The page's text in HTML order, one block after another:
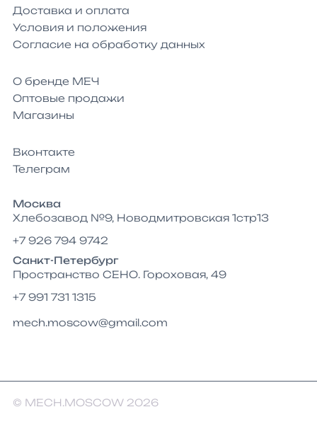
Доставка и оплата
Условия и положения
Согласие на обработку данных
О бренде МЕЧ
Оптовые продажи
Магазины
Вконтакте
Телеграм
Москва
Хлебозавод №9, Новодмитровская 1стр13
+7 926 794 9742
Санкт-Петербург
Пространство СЕНО. Гороховая, 49
+7 991 731 1315
mech.moscow@gmail.com
© MECH.MOSCOW 2026